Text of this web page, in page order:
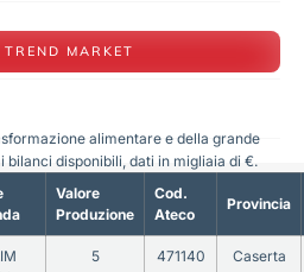
MARKET
Valore
Produzione
Cod.
Ateco
Provincia
5 471140 Caserta
alimentare e della grande
disponibili, dati in migliaia di €.